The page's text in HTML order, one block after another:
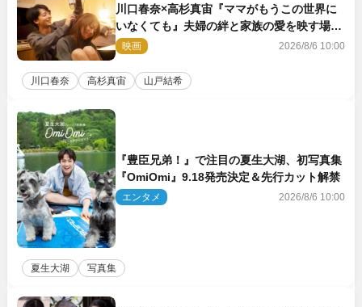
川口春奈×高杉真宙『ママがもうこの世界に
いなくても』夫婦の絆と家族の愛を映す場面
写真公開
映画 2026/8/6 10:00
川口春奈 高杉真宙 山戸結希
『豊臣兄弟！』で注目の夏生大湖、初写真集
『OmiOmi』9.18発売決定＆先行カット解禁
エンタメ 2026/8/6 10:00
夏生大湖 写真集